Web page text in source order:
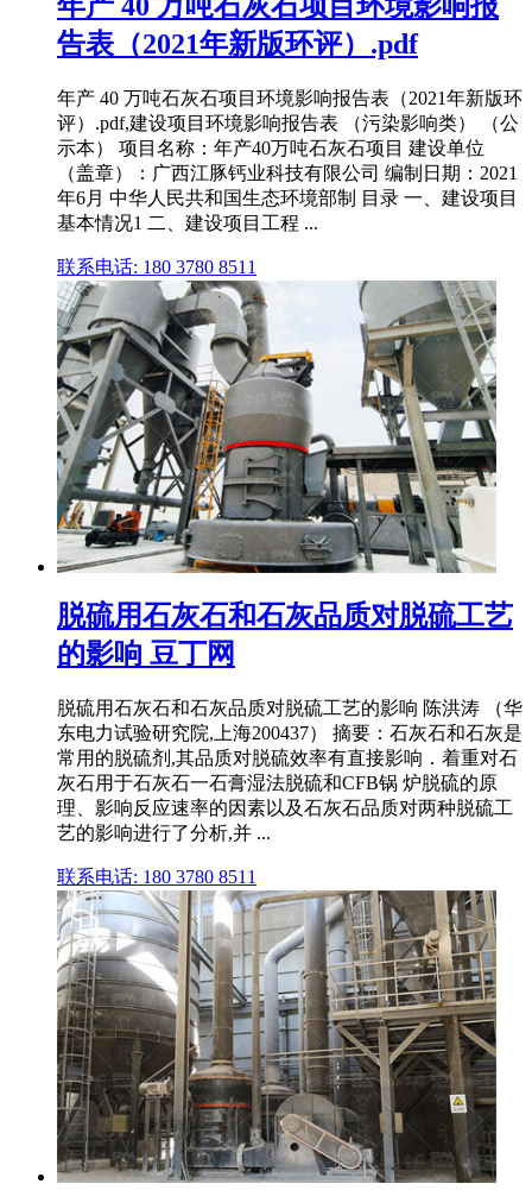
年产 40 万吨石灰石项目环境影响报
告表（2021年新版环评）.pdf
年产 40 万吨石灰石项目环境影响报告表（2021年新版环
评）.pdf,建设项目环境影响报告表 （污染影响类） （公
示本） 项目名称：年产40万吨石灰石项目 建设单位
（盖章）：广西江豚钙业科技有限公司 编制日期：2021
年6月 中华人民共和国生态环境部制 目录 一、建设项目
基本情况1 二、建设项目工程 ...
联系电话: 180 3780 8511
脱硫用石灰石和石灰品质对脱硫工艺
的影响 豆丁网
脱硫用石灰石和石灰品质对脱硫工艺的影响 陈洪涛 （华
东电力试验研究院,上海200437） 摘要：石灰石和石灰是
常用的脱硫剂,其品质对脱硫效率有直接影响．着重对石
灰石用于石灰石一石膏湿法脱硫和CFB锅 炉脱硫的原
理、影响反应速率的因素以及石灰石品质对两种脱硫工
艺的影响进行了分析,并 ...
联系电话: 180 3780 8511